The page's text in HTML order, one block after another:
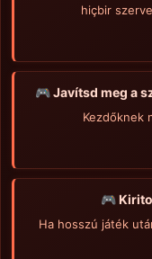
hiçbir
🎮 Javítsd meg a
Kezdőknek
🎮 Kirito
Ha hosszú játék